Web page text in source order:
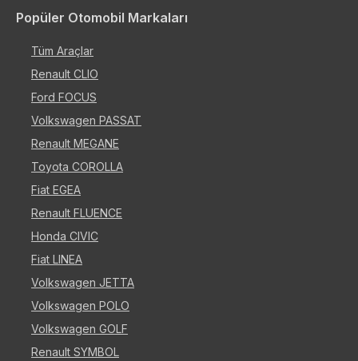
Popüler Otomobil Markaları
Tüm Araçlar
Renault CLIO
Ford FOCUS
Volkswagen PASSAT
Renault MEGANE
Toyota COROLLA
Fiat EGEA
Renault FLUENCE
Honda CIVIC
Fiat LINEA
Volkswagen JETTA
Volkswagen POLO
Volkswagen GOLF
Renault SYMBOL